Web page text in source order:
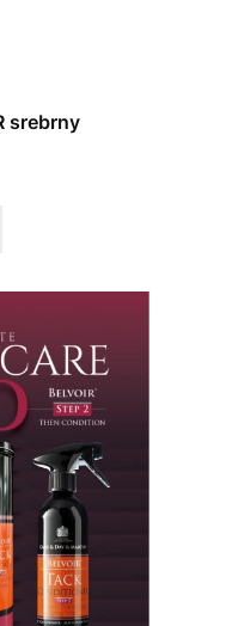
srebrny